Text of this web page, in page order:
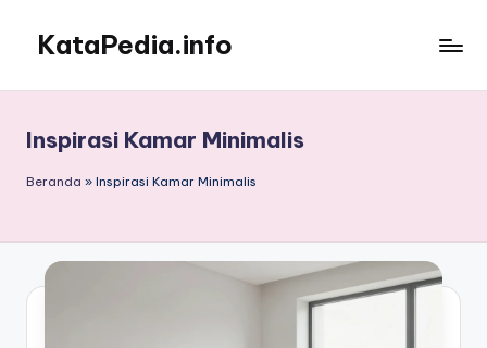
content
KataPedia.info
Terbaru
Inspirasi Kamar Minimalis
Beranda » Inspirasi Kamar Minimalis